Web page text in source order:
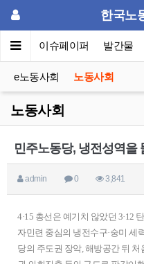
한국노
포럼 이슈페이퍼 발간물
e노동사회 노동사회
노동사회
민주노동당, 냉전성역을
admin 0 3,841
4·15 총선은 예기치 않았던 3·12
자민련 중심의 냉전수구·숭미 세
당의 주도권 장악, 해방공간 뒤